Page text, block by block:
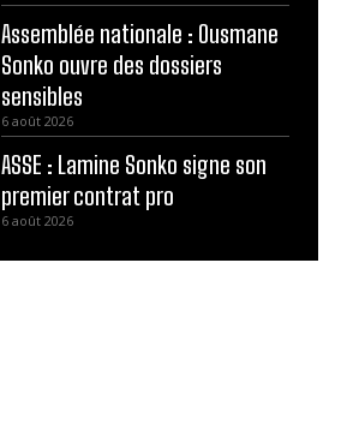
Assemblée nationale : Ousmane
Sonko ouvre des dossiers
sensibles
6 août 2026
ASSE : Lamine Sonko signe son
premier contrat pro
6 août 2026